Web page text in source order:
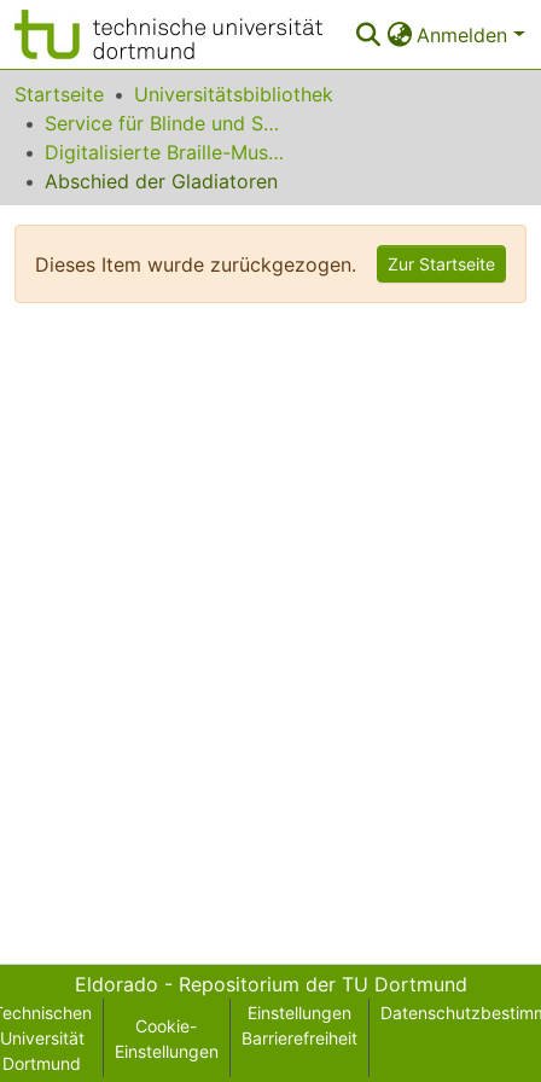
Anmelden
Bereiche & Sammlungen
Das gesamte Repositorium
Statistiken
Startseite
Universitätsbibliothek
Service für Blinde und Sehbehinderte
Digitalisierte Braille-Musik-Matrizen des VzfB
Abschied der Gladiatoren
Dieses Item wurde zurückgezogen. Zur Startseite
Eldorado - Repositorium der TU Dortmund
Universität
Dortmund
Cookie-
Einstellungen
Einstellungen
Barrierefreiheit